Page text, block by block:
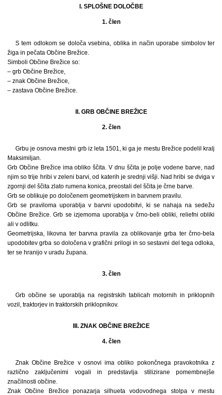
I. SPLOŠNE DOLOČBE
1. člen
S tem odlokom se določa vsebina, oblika in način uporabe simbolov ter
žiga in pečata Občine Brežice.
Simboli Občine Brežice so:
– grb Občine Brežice,
– znak Občine Brežice,
– zastava Občine Brežice.
II. GRB OBČINE BREŽICE
2. člen
Grbu je osnova mestni grb iz leta 1501, ki ga je mestu Brežice podelil kralj
Maksimiljan.
Grb Občine Brežice ima obliko ščita. V dnu ščita je polje vodene barve, nad
njim so trije hribi v zeleni barvi, od katerih je srednji višji. Nad hribi se dviga v
zgornji del ščita zlato rumena konica, preostali del ščita je črne barve.
Grb se oblikuje po določenem geometrijskem in barvnem pravilu.
Grb se praviloma uporablja v barvni upodobitvi, ki se nahaja na sedežu
Občine Brežice. Grb se izjemoma uporablja v črno-beli obliki, reliefni obliki
ali v odlitku.
Geometrijska, likovna ter barvna pravila za oblikovanje grba ter črno-bela
upodobitev grba so določena v grafični prilogi in so sestavni del tega odloka,
ter se hranijo v uradu župana.
3. člen
Grb občine se uporablja na registrskih tablicah motornih in priklopnih
vozil, traktorjev in traktorskih priklopnikov.
III. ZNAK OBČINE BREŽICE
4. člen
Znak Občine Brežice v osnovi ima obliko pokončnega pravokotnika z
različno zaključenimi vogali in predstavlja stilizirane pomembnejše
značilnosti občine.
Znak Občine Brežice ponazarja silhueta vodovodnega stolpa v mestu